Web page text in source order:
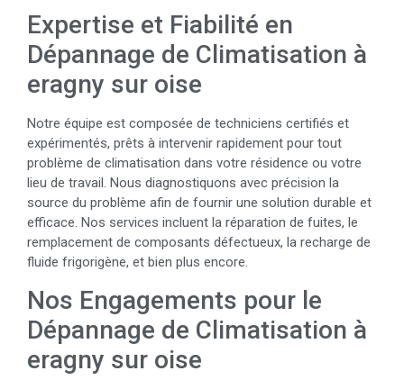
Expertise et Fiabilité en
Dépannage de Climatisation à
eragny sur oise
Notre équipe est composée de techniciens certifiés et
expérimentés, prêts à intervenir rapidement pour tout
problème de climatisation dans votre résidence ou votre
lieu de travail. Nous diagnostiquons avec précision la
source du problème afin de fournir une solution durable et
efficace. Nos services incluent la réparation de fuites, le
remplacement de composants défectueux, la recharge de
fluide frigorigène, et bien plus encore.
Nos Engagements pour le
Dépannage de Climatisation à
eragny sur oise